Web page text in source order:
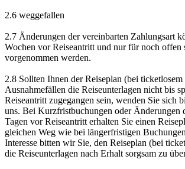
2.6 weggefallen
2.7 Änderungen der vereinbarten Zahlungsart
Wochen vor Reiseantritt und nur für noch offen
vorgenommen werden.
2.8 Sollten Ihnen der Reiseplan (bei
Ausnahmefällen die Reiseunterlagen nicht bis
Reiseantritt zugegangen sein, wenden Sie sich
uns. Bei Kurzfristbuchungen oder Änderungen
Tagen vor Reiseantritt erhalten Sie einen
gleichen Weg wie bei längerfristigen
Interesse bitten wir Sie, den Reiseplan (bei
die Reiseunterlagen nach Erhalt sorgsam zu